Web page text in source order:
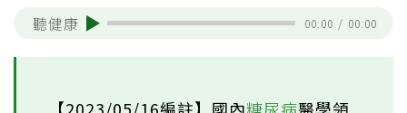
聽健康 00:00 / 00:00